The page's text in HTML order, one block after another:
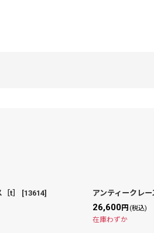
t］ [13614] アンティークレ
26,600円 (税込)
在庫わずか